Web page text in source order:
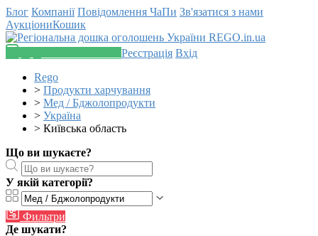
Блог Компанії Повідомлення ЧаПи Зв'язатися з нами
АукціониКошик
Реєстрація Вхід
Rego
> Продукти харчування
> Мед / Бджолопродукти
> Україна
> Київська область
Що ви шукаєте?
У якій категорії?
Фильтри
Де шукати?